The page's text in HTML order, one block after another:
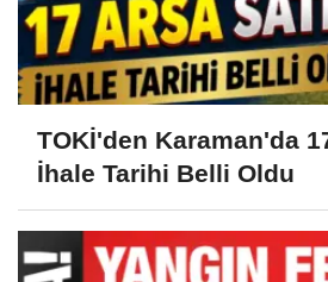
TOKİ'den Karaman'da
İhale Tarihi Belli Oldu